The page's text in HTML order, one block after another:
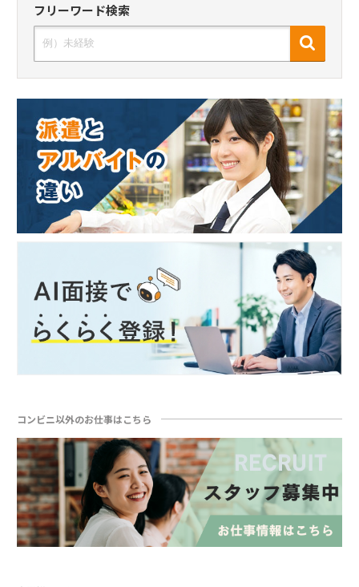
フリーワード検索
コンビニ以外のお仕事はこちら